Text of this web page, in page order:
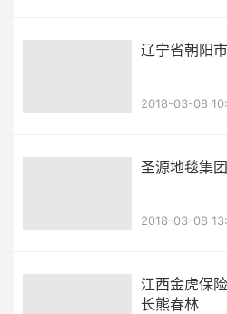
辽宁省朝阳
2018-03-08
圣源地毯集
2018-03-08
江西金虎保
长熊春林